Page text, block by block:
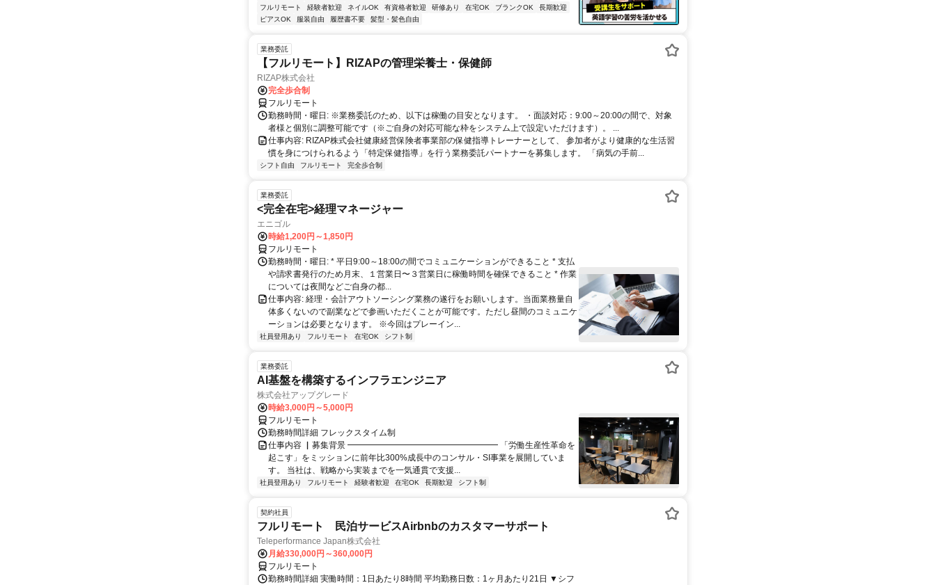
フルリモート
経験者歓迎 ネイルOK 有資格者歓迎 研修あり 在宅OK ブランクOK
長期歓迎
ピアスOK
服装自由 履歴書不要 髪型・髪色自由
業務委託
【フルリモート】RIZAPの管理栄養士・保健師
RIZAP株式会社
完全歩合制
フルリモート
勤務時間・曜日: ※業務委託のため、以下は稼働の目安となります。 ・面談対応：9:00～20:00の間で、対象
者様と個別に調整可能です（※ご自身の対応可能な枠をシステム上で設定いただけます）。 ...
仕事内容: RIZAP株式会社健康経営保険者事業部の保健指導トレーナーとして、 参加者がより健康的な生活習
慣を身につけられるよう「特定保健指導」を行う業務委託パートナーを募集します。 「病気の手前...
シフト自由 フルリモート 完全歩合制
業務委託
<完全在宅>経理マネージャー
エニゴル
時給1,200円～1,850円
フルリモート
勤務時間・曜日: * 平日9:00～18:00の間でコミュニケーションができること * 支払
や請求書発行のため月末、１営業日〜３営業日に稼働時間を確保できること * 作業
については夜間などご自身の都...
仕事内容: 経理・会計アウトソーシング業務の遂行をお願いします。当面業務量自
体多くないので副業などで参画いただくことが可能です。ただし昼間のコミュニケ
ーションは必要となります。 ※今回はプレーイン...
社員登用あり フルリモート 在宅OK シフト制
業務委託
AI基盤を構築するインフラエンジニア
株式会社アップグレード
時給3,000円～5,000円
フルリモート
勤務時間詳細 フレックスタイム制
仕事内容 ▏募集背景 ━━━━━━━━━━━━━━━━━━ 「労働生産性革命を
起こす」をミッションに前年比300%成長中のコンサル・SI事業を展開していま
す。 当社は、戦略から実装までを一気通貫で支援...
社員登用あり フルリモート 経験者歓迎 在宅OK 長期歓迎 シフト制
契約社員
フルリモート 民泊サービスAirbnbのカスタマーサポート
Teleperformance Japan株式会社
月給330,000円～360,000円
フルリモート
勤務時間詳細 実働時間：1日あたり8時間 平均勤務日数：1ヶ月あたり21日 ▼シフ